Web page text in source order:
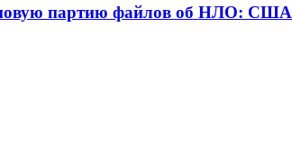
партию файлов об НЛО: США